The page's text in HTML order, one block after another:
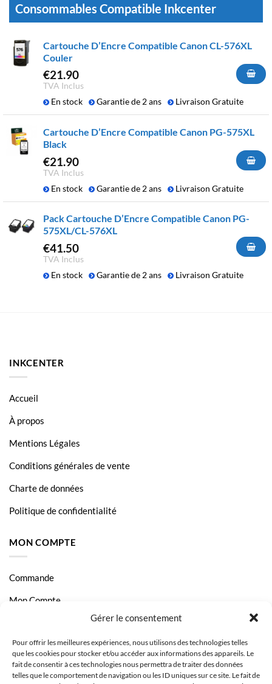
Gérer le consentement
Pour offrir les meilleures expériences, nous utilisons des technologies telles
que les cookies pour stocker et/ou accéder aux informations des appareils. Le
fait de consentir à ces technologies nous permettra de traiter des données
telles que le comportement de navigation ou les ID uniques sur ce site. Le fait de
Consommables Compatible Inkcenter
Cartouche D’Encre Compatible Canon CL-576XL
Couler
€21.90
TVA Inclus
En stock
Garantie de 2 ans Livraison Gratuite
Cartouche D’Encre Compatible Canon PG-575XL
Black
€21.90
TVA Inclus
En stock
Garantie de 2 ans Livraison Gratuite
Pack Cartouche D’Encre Compatible Canon PG-
575XL/CL-576XL
€41.50
TVA Inclus
En stock
Garantie de 2 ans Livraison Gratuite
INKCENTER
Accueil
À propos
Mentions Légales
Conditions générales de vente
Charte de données
Politique de confidentialité
MON COMPTE
Commande
Mon Compte
Livraison et Paiement
Page Contact